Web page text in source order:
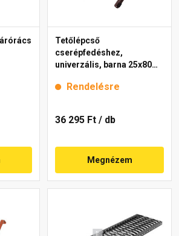
Tetőlépcső
cserépfedéshez,
univerzális, barna 25x80
Rendelésre
36 295 Ft / db
Megnézem